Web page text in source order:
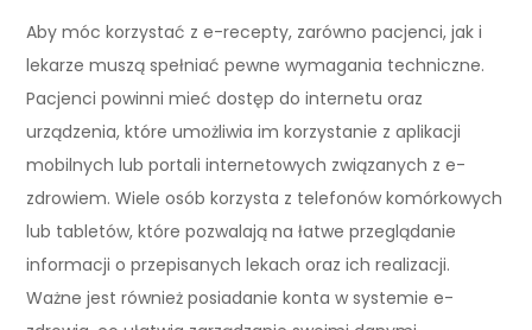
Aby móc korzystać z e-recepty, zarówno pacjenci, jak i
lekarze muszą spełniać pewne wymagania techniczne.
Pacjenci powinni mieć dostęp do internetu oraz
urządzenia, które umożliwia im korzystanie z aplikacji
mobilnych lub portali internetowych związanych z e-
zdrowiem. Wiele osób korzysta z telefonów komórkowych
lub tabletów, które pozwalają na łatwe przeglądanie
informacji o przepisanych lekach oraz ich realizacji.
Ważne jest również posiadanie konta w systemie e-